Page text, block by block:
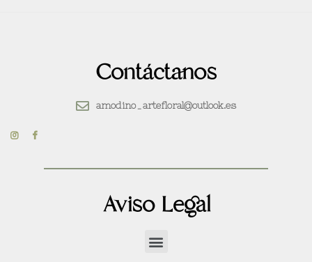
Contáctanos
amodino_artefloral@outlook.es
Aviso Legal